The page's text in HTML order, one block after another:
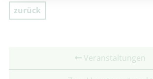
zurück
Veranstaltungen